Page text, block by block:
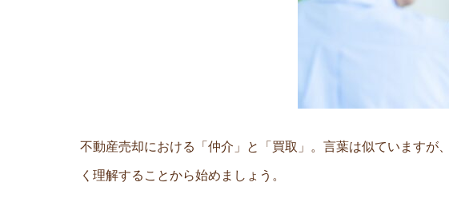
不動産売却における「仲介」と「買取」。言葉は似ています
く理解することから始めましょう。